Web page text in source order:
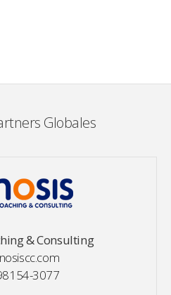
Globales
& Consulting
3077